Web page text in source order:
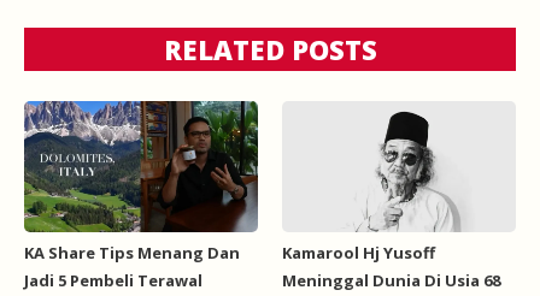
RELATED POSTS
KA Share Tips Menang Dan
Jadi 5 Pembeli Terawal
Kamarool Hj Yusoff
Meninggal Dunia Di Usia 68